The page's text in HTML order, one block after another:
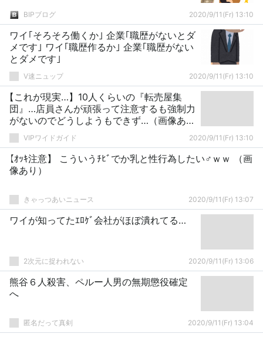
BIPブログ 2020/9/11(Fr) 13:10
ワイ｢そろそろ働くか｣ 企業｢職歴がないとダ
メです｣ ワイ｢職歴作るか｣ 企業｢職歴がない
とダメです｣
V速ニュップ 2020/9/11(Fr) 13:10
【これが現実…】10人くらいの『転売屋集
団』…店員さんが頑張って注意するも強制力
がないのでどうしようもできず…（画像あ
り）VIPワイドガイド 2020/9/11(Fr) 13:10
【ｵｯｷ注意】 こういうﾁﾋﾞでか乳と性行為したい♂ｗｗ （画
像あり）
きゃっつあいニュース 2020/9/11(Fr) 13:07
ワイが知ってたｴﾛｹﾞ会社がほぼ潰れてる…
2次元に捉われない 2020/9/11(Fr) 13:06
熊谷６人殺害、ペルー人男の無期懲役確定
へ
匿名だって真剣 2020/9/11(Fr) 13:04